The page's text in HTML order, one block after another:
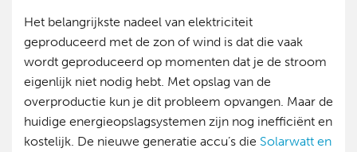
Het belangrijkste nadeel van elektriciteit
geproduceerd met de zon of wind is dat die vaak
wordt geproduceerd op momenten dat je de stroom
eigenlijk niet nodig hebt. Met opslag van de
overproductie kun je dit probleem opvangen. Maar de
huidige energieopslagsystemen zijn nog inefficiënt en
kostelijk. De nieuwe generatie accu’s die Solarwatt en